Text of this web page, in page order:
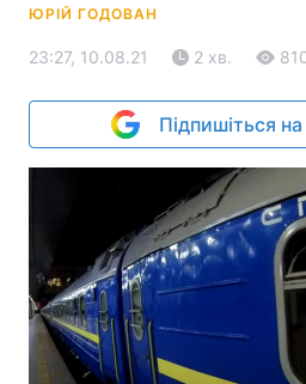
ЮРІЙ ГОДОВАН
23:27, 10.08.21 2 хв.
Підпишіться